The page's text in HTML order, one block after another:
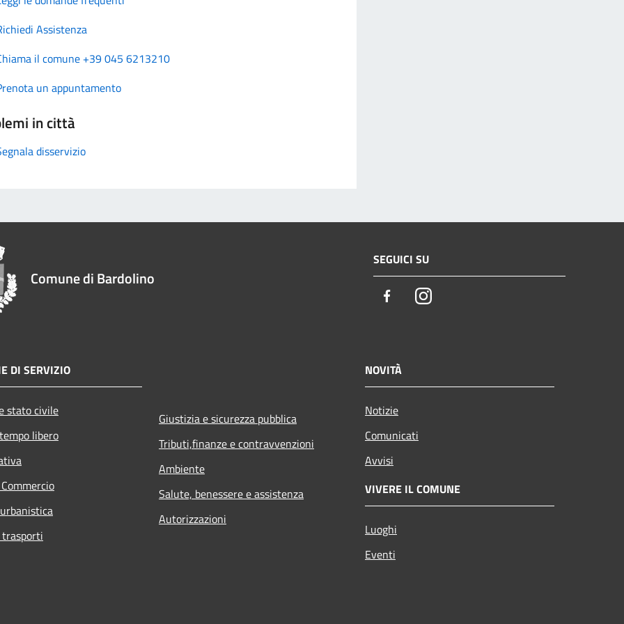
Assistenza
il comune +39 045 6213210
un appuntamento
in città
disservizio
Comune di Bardolino
SEGUICI SU
FacebookInstagram
DI SERVIZIO
stato civile
libero
Giustizia e sicurezza pubblica
Tributi,finanze e contravvenzioni
Ambiente
Salute, benessere e assistenza
Autorizzazioni
NOVITÀ
Notizie
Comunicati
Avvisi
VIVERE IL COMUNE
Luoghi
Eventi